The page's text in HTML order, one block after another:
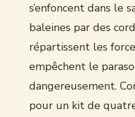
s’enfoncent dans le
baleines par des
répartissent les
empêchent le
dangereusement.
pour un kit de